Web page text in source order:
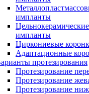
импланты
импланты
Циркониевые
Адаптационные
протезирования
Протезирование
Протезирование
Протезирование